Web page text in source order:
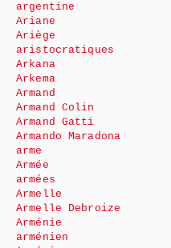
argentine
Ariane
Ariège
aristocratiques
Arkana
Arkema
Armand
Armand Colin
Armand Gatti
Armando Maradona
arme
Armée
armées
Armelle
Armelle Debroize
Arménie
arménien